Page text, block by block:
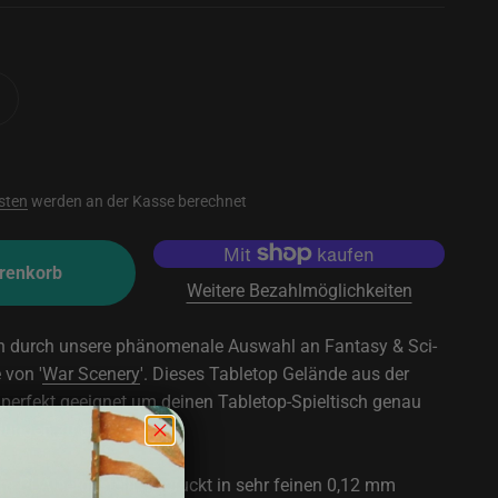
werden an der Kasse berechnet
Weitere Bezahlmöglichkeiten
durch unsere phänomenale Auswahl an Fantasy & Sci-
von 'War Scenery'. Dieses Tabletop Gelände aus der
geeignet um deinen Tabletop-Spieltisch genau
zu gestalten.
PLA hergestellt, gedruckt in sehr feinen 0,12 mm